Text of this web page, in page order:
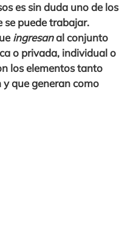
es sin duda uno de los
se puede trabajar.
ingresanal conjunto
o privada, individual o
los elementos tanto
que generan como